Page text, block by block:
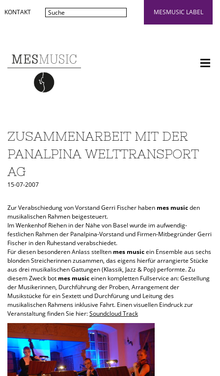
KONTAKT MESMUSIC LABEL
ZUSAMMENARBEIT MIT DER
PANALPINA WELTTRANSPORT
AG
15-07-2007
Zur Verabschiedung von Vorstand Gerri Fischer haben mes musicden
musikalischen Rahmen beigesteuert.
Im Wenkenhof Riehen in der Nähe von Basel wurde im aufwendig-
festlichen Rahmen der Panalpina-Vorstand und Firmen-Mitbegründer Gerri
Fischer in den Ruhestand verabschiedet.
Für diesen besonderen Anlass stellten mes musicein Ensemble aus sechs
blonden Streicherinnen zusammen, das eigens hierfür arrangierte Stücke
aus drei musikalischen Gattungen (Klassik, Jazz & Pop) performte. Zu
diesem Zweck bot mes musiceinen kompletten Fullservice an: Gestellung
der Musikerinnen, Durchführung der Proben, Arrangement der
Musikstücke für ein Sextett und Durchfürung und Leitung des
musikalischen Rahmens inklusive Fahrt. Einen visuellen Eindruck zur
Veranstaltung finden Sie hier:Soundcloud Track